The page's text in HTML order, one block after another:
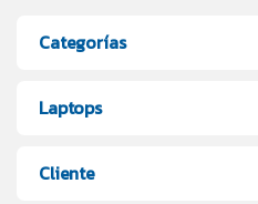
Categorías
Laptops
Cliente